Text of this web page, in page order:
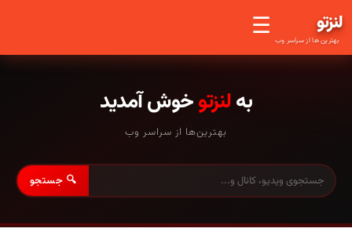
لنزتو
بهترین ها از سراسر وب ☰
بهلنزتوخوش آمدید
بهترین‌ها از سراسر وب
🔍 جستجو